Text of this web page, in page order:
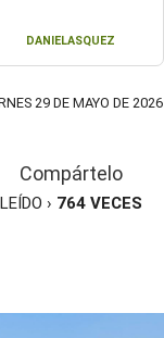
DANIELASQUEZ
29 DE MAYO DE 2026
Compártelo
LEÍDO › 764VECES